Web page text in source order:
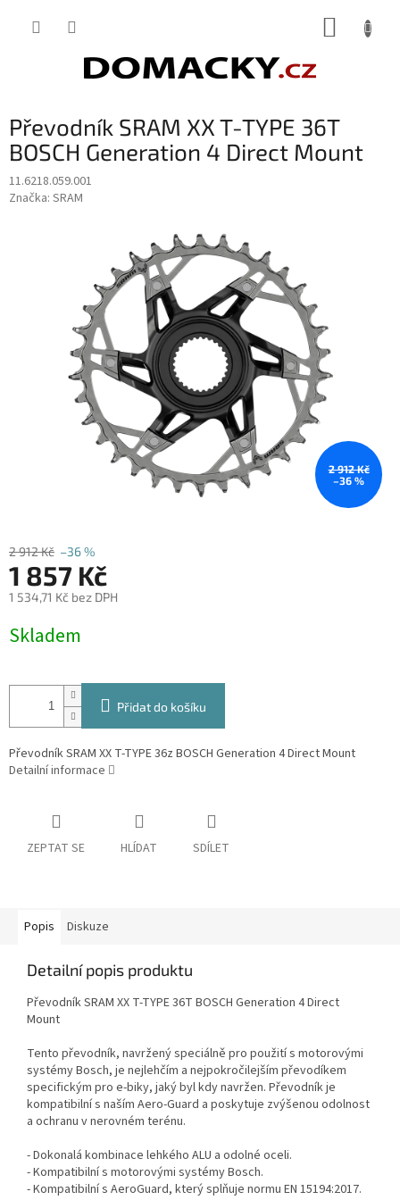
Převodník SRAM XX T-TYPE 36T
BOSCH Generation 4 Direct Mount
11.6218.059.001
Značka: SRAM
2 912 Kč
–36 %
2 912 Kč –36 %
1 857 Kč
1 534,71 Kč bez DPH
cena:
Skladem
Přidat do košíku
Převodník SRAM XX T-TYPE 36z BOSCH Generation 4 Direct Mount
Detailní informace
ZEPTAT SE HLÍDAT SDÍLET
Popis Diskuze
Detailní popis produktu
Převodník SRAM XX T-TYPE 36T BOSCH Generation 4 Direct
Mount
Tento převodník, navržený speciálně pro použití s motorovými
systémy Bosch, je nejlehčím a nejpokročilejším převodíkem
specifickým pro e-biky, jaký byl kdy navržen. Převodník je
kompatibilní s naším Aero-Guard a poskytuje zvýšenou odolnost
a ochranu v nerovném terénu.
- Dokonalá kombinace lehkého ALU a odolné oceli.
- Kompatibilní s motorovými systémy Bosch.
- Kompatibilní s AeroGuard, který splňuje normu EN 15194:2017.